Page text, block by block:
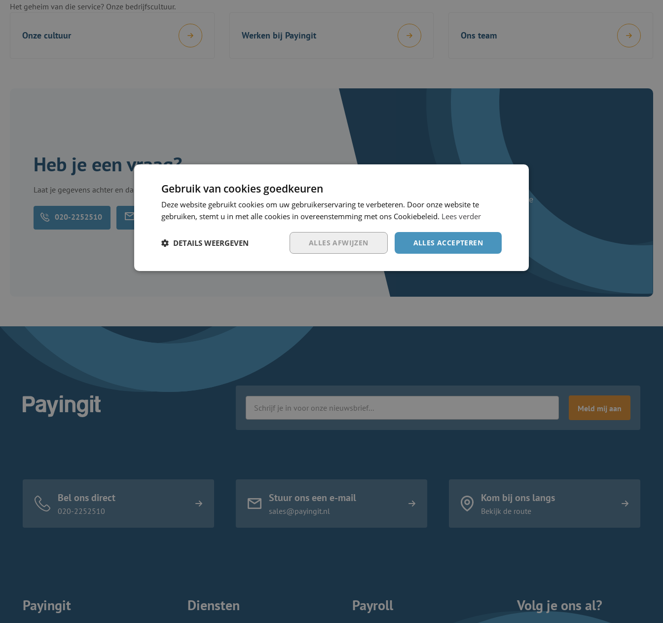
Het geheim van die service? Onze bedrijfscultuur.
Onze cultuur Werken bij Payingit Ons team
Heb je een vraag?
Laat je gegevens achter en dan bel ik je binnen 1 dag terug!
020-2252510 Neem contact op Maak direct een afspraak
Account Executive
Meld mij aan
Bel ons direct
020-2252510
Stuur ons een e-mail
sales@payingit.nl
Kom bij ons langs
Bekijk de route
Payingit Diensten Payroll Volg je ons al?
Gebruik van cookies goedkeuren
Deze website gebruikt cookies om uw gebruikerservaring te verbeteren. Door onze website te
gebruiken, stemt u in met alle cookies in overeenstemming met ons Cookiebeleid. Lees verder
ALLES ACCEPTEREN
ALLES AFWIJZEN
DETAILS WEERGEVEN